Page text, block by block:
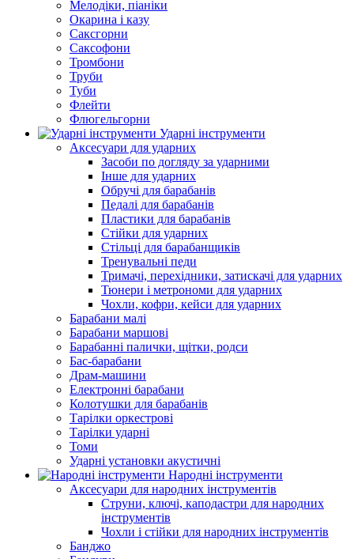
Мелодіки, піаніки
Окарина і казу
Саксгорни
Саксофони
Тромбони
Труби
Туби
Флейти
Флюгельгорни
Ударні інструменти
Аксесуари для ударних
Засоби по догляду за ударними
Інше для ударних
Обручі для барабанів
Педалі для барабанів
Пластики для барабанів
Стійки для ударних
Стільці для барабанщиків
Тренувальні педи
Тримачі, перехідники, затискачі для ударних
Тюнери і метрономи для ударних
Чохли, кофри, кейси для ударних
Барабани малі
Барабани маршові
Барабанні палички, щітки, родси
Бас-барабани
Драм-машини
Електронні барабани
Колотушки для барабанів
Тарілки оркестрові
Тарілки ударні
Томи
Ударні установки акустичні
Народні інструменти
Аксесуари для народних інструментів
Струни, ключі, каподастри для народних
інструментів
Чохли і стійки для народних інструментів
Банджо